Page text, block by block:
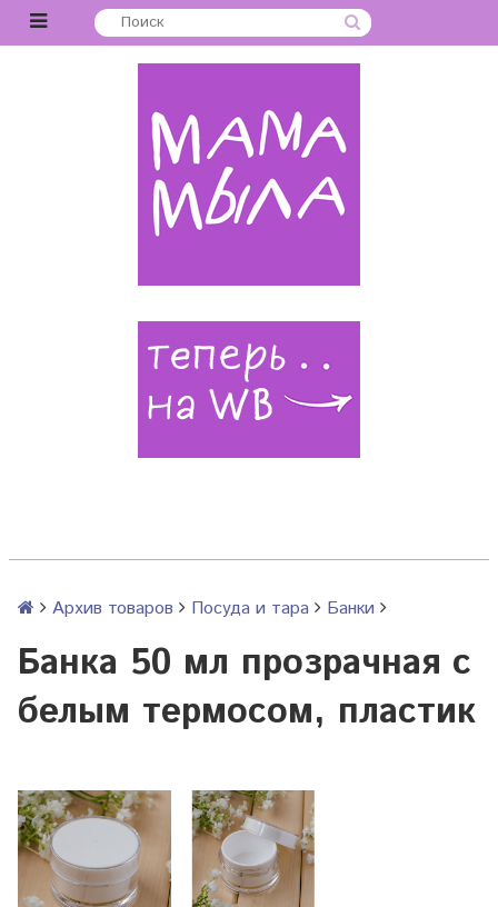
Архив товаров Посуда и тара Банки
Банка 50 мл прозрачная с
белым термосом, пластик